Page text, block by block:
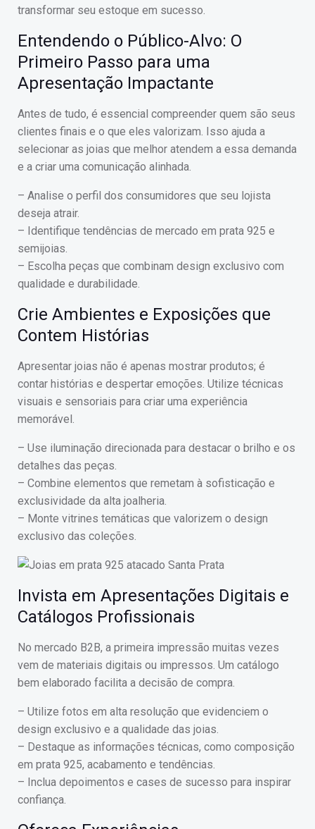
transformar seu estoque em sucesso.
Entendendo o Público-Alvo: O
Primeiro Passo para uma
Apresentação Impactante
Antes de tudo, é essencial compreender quem são seus
clientes finais e o que eles valorizam. Isso ajuda a
selecionar as joias que melhor atendem a essa demanda
e a criar uma comunicação alinhada.
– Analise o perfil dos consumidores que seu lojista
deseja atrair.
– Identifique tendências de mercado em prata 925 e
semijoias.
– Escolha peças que combinam design exclusivo com
qualidade e durabilidade.
Crie Ambientes e Exposições que
Contem Histórias
Apresentar joias não é apenas mostrar produtos; é
contar histórias e despertar emoções. Utilize técnicas
visuais e sensoriais para criar uma experiência
memorável.
– Use iluminação direcionada para destacar o brilho e os
detalhes das peças.
– Combine elementos que remetam à sofisticação e
exclusividade da alta joalheria.
– Monte vitrines temáticas que valorizem o design
exclusivo das coleções.
Invista em Apresentações Digitais e
Catálogos Profissionais
No mercado B2B, a primeira impressão muitas vezes
vem de materiais digitais ou impressos. Um catálogo
bem elaborado facilita a decisão de compra.
– Utilize fotos em alta resolução que evidenciem o
design exclusivo e a qualidade das joias.
– Destaque as informações técnicas, como composição
em prata 925, acabamento e tendências.
– Inclua depoimentos e cases de sucesso para inspirar
confiança.